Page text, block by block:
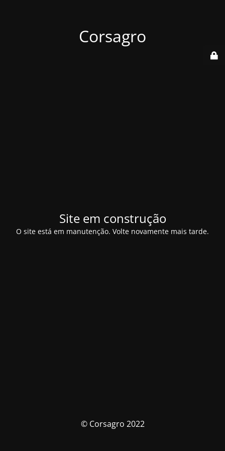
Corsagro
Site em construção
O site está em manutenção. Volte novamente mais tarde.
© Corsagro 2022